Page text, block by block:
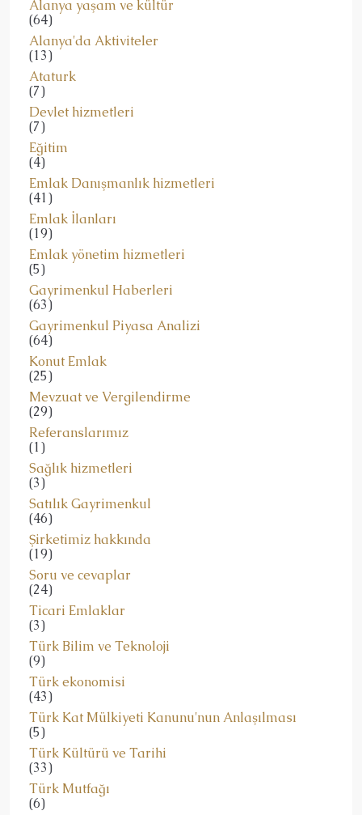
Alanya yaşam ve kültür
(64)
Alanya'da Aktiviteler
(13)
Ataturk
(7)
Devlet hizmetleri
(7)
Eğitim
(4)
Emlak Danışmanlık hizmetleri
(41)
Emlak İlanları
(19)
Emlak yönetim hizmetleri
(5)
Gayrimenkul Haberleri
(63)
Gayrimenkul Piyasa Analizi
(64)
Konut Emlak
(25)
Mevzuat ve Vergilendirme
(29)
Referanslarımız
(1)
Sağlık hizmetleri
(3)
Satılık Gayrimenkul
(46)
Şirketimiz hakkında
(19)
Soru ve cevaplar
(24)
Ticari Emlaklar
(3)
Türk Bilim ve Teknoloji
(9)
Türk ekonomisi
(43)
Türk Kat Mülkiyeti Kanunu'nun Anlaşılması
(5)
Türk Kültürü ve Tarihi
(33)
Türk Mutfağı
(6)